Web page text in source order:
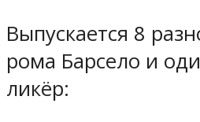
Выпускается 8
рома Барсело и
ликёр: